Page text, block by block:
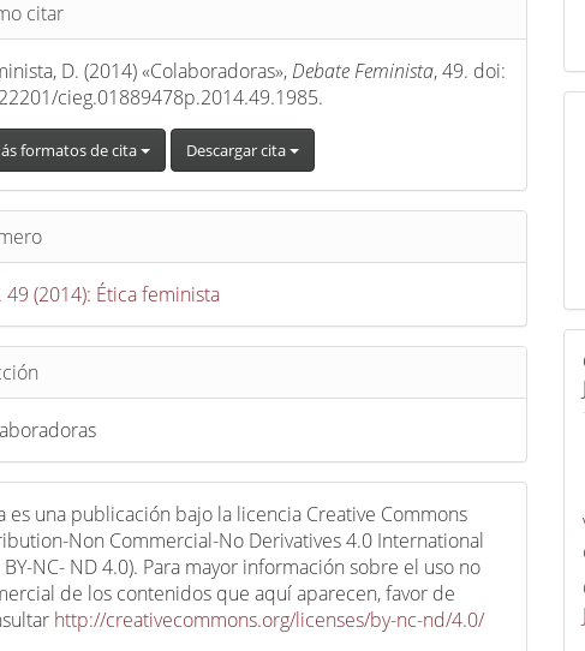
citar
D. (2014) «Colaboradoras», Debate Feminista, 49. doi:
cieg.01889478p.2014.49.1985.
formatos de cita Descargar cita
49 (2014): Ética feminista
es una publicación bajo la licencia Creative Commons
Non Commercial-No Derivatives 4.0 International
BY-NC- ND 4.0). Para mayor información sobre el uso no
de los contenidos que aquí aparecen, favor de
http://creativecommons.org/licenses/by-nc-nd/4.0/
t
i